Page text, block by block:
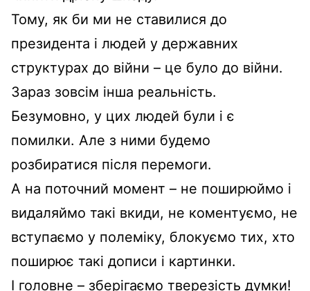
Тому, як би ми не ставилися до
президента і людей у державних
структурах до війни – це було до війни.
Зараз зовсім інша реальність.
Безумовно, у цих людей були і є
помилки. Але з ними будемо
розбиратися після перемоги.
А на поточний момент – не поширюймо і
видаляймо такі вкиди, не коментуємо, не
вступаємо у полеміку, блокуємо тих, хто
поширює такі дописи і картинки.
І головне – зберігаємо тверезість думки!